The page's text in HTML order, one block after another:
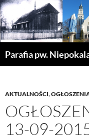
Parafia pw.
AKTUALNOŚCI,
13-09-